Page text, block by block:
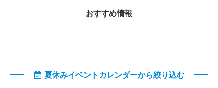
おすすめ情報
夏休みイベントカレンダーから絞り込む